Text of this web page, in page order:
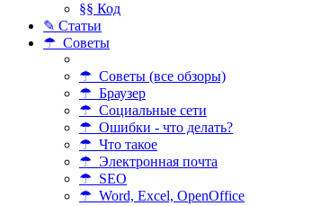
§§ Код
✎ Статьи
☂ Советы
☂ Советы (все обзоры)
☂ Браузер
☂ Социальные сети
☂ Ошибки - что делать?
☂ Что такое
☂ Электронная почта
☂ SEO
☂ Word, Excel, OpenOffice